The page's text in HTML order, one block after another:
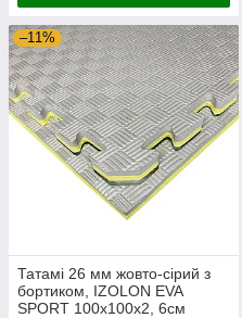
–11%
Татамі 26 мм жовто-сірий з
бортиком, IZOLON EVA
SPORT 100х100х2, 6см